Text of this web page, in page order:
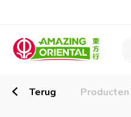
Terug Producten